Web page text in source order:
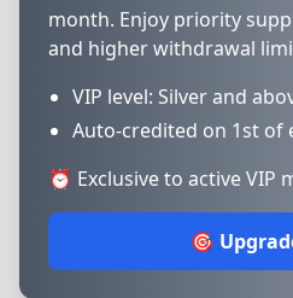
month. Enjoy priority
and higher withdrawal
VIP level: Silver and
Auto-credited on 1st of
⏰ Exclusive to active VIP
🎯